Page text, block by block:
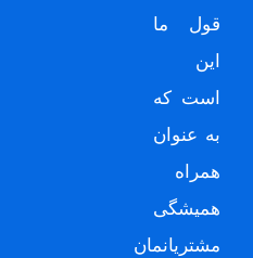
قول ما
این
است که
به عنوان
همراه
همیشگی
مشتریانمان